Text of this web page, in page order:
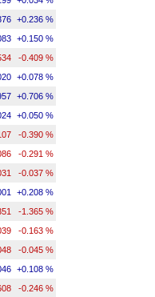
+0.236 %
+0.150 %
-0.409 %
+0.078 %
+0.706 %
+0.050 %
-0.390 %
-0.291 %
-0.037 %
+0.208 %
-1.365 %
-0.163 %
-0.045 %
+0.108 %
-0.246 %